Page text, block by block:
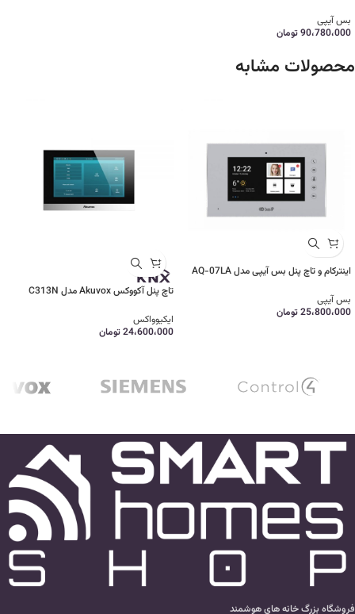
بس آیپی
90،780،000تومان
محصولات مشابه
اینترکام و تاچ پنل بس آیپی مدل AQ-07LA
بس آیپی
25،800،000تومان
تاچ پنل آکووکس Akuvox مدل C313N
ایکیوواکس
24،600،000تومان
فروشگاه بزرگ خانه های هوشمند